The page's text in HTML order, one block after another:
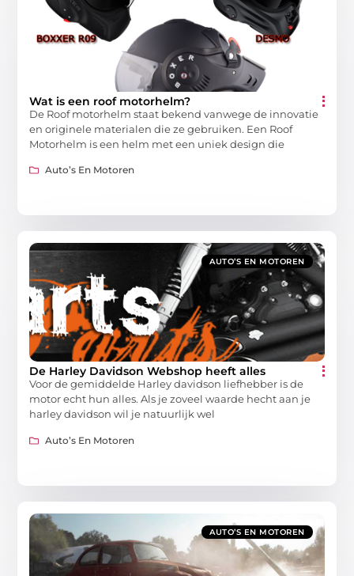
Wat is een roof motorhelm?
De Roof motorhelm staat bekend vanwege de innovatie
en originele materialen die ze gebruiken. Een Roof
Motorhelm is een helm met een uniek design die
Auto’s En Motoren
AUTO’S EN MOTOREN
De Harley Davidson Webshop heeft alles
Voor de gemiddelde Harley davidson liefhebber is de
motor echt hun alles. Als je zoveel waarde hecht aan je
harley davidson wil je natuurlijk wel
Auto’s En Motoren
AUTO’S EN MOTOREN